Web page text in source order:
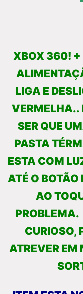
XBOX 360! +
LIGA E
VERMELHA..
SER QUE
PASTA
ESTA COM
ATÉ O BOTÃO
AO
PROBLEMA.
CURIOSO,
ATREVER EM